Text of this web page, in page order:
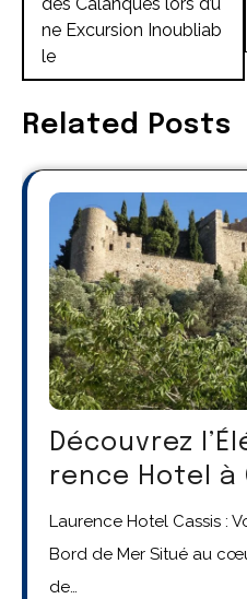
l’article
des Calanques lors d’u
ne Excursion Inoubliab
le
Related Posts
Découvrez
rence Hotel à
Laurence Hotel Cassis :
Bord de Mer Situé au
de…